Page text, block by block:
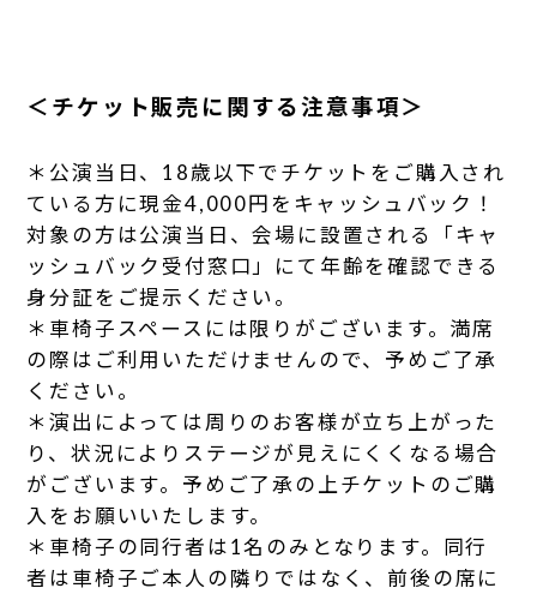
＜チケット販売に関する注意事項＞
＊公演当日、18歳以下でチケットをご購入され
ている方に現金4,000円をキャッシュバック！
対象の方は公演当日、会場に設置される「キャ
ッシュバック受付窓口」にて年齢を確認できる
身分証をご提示ください。
＊車椅子スペースには限りがございます。満席
の際はご利用いただけませんので、予めご了承
ください。
＊演出によっては周りのお客様が立ち上がった
り、状況によりステージが見えにくくなる場合
がございます。予めご了承の上チケットのご購
入をお願いいたします。
＊車椅子の同行者は1名のみとなります。同行
者は車椅子ご本人の隣りではなく、前後の席に